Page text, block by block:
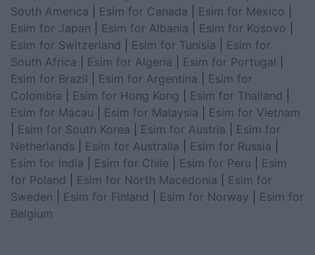
South America
Esim for Canada Esim for Mexico
Esim for Japan
Esim for Albania Esim for Kosovo
Esim for Switzerland
Esim for Tunisia
Esim for
South Africa
Esim for Algeria Esim for Portugal
Esim for Brazil
Esim for Argentina
Esim for
Colombia
Esim for Hong Kong Esim for Thailand
Esim for Macau
Esim for Malaysia
Esim for Vietnam
Esim for South Korea Esim for Austria
Esim for
Netherlands
Esim for Australia Esim for Russia
Esim for India
Esim for Chile Esim for Peru
Esim
for Poland
Esim for North Macedonia
Esim for
Sweden
Esim for Finland Esim for Norway
Esim for
Belgium